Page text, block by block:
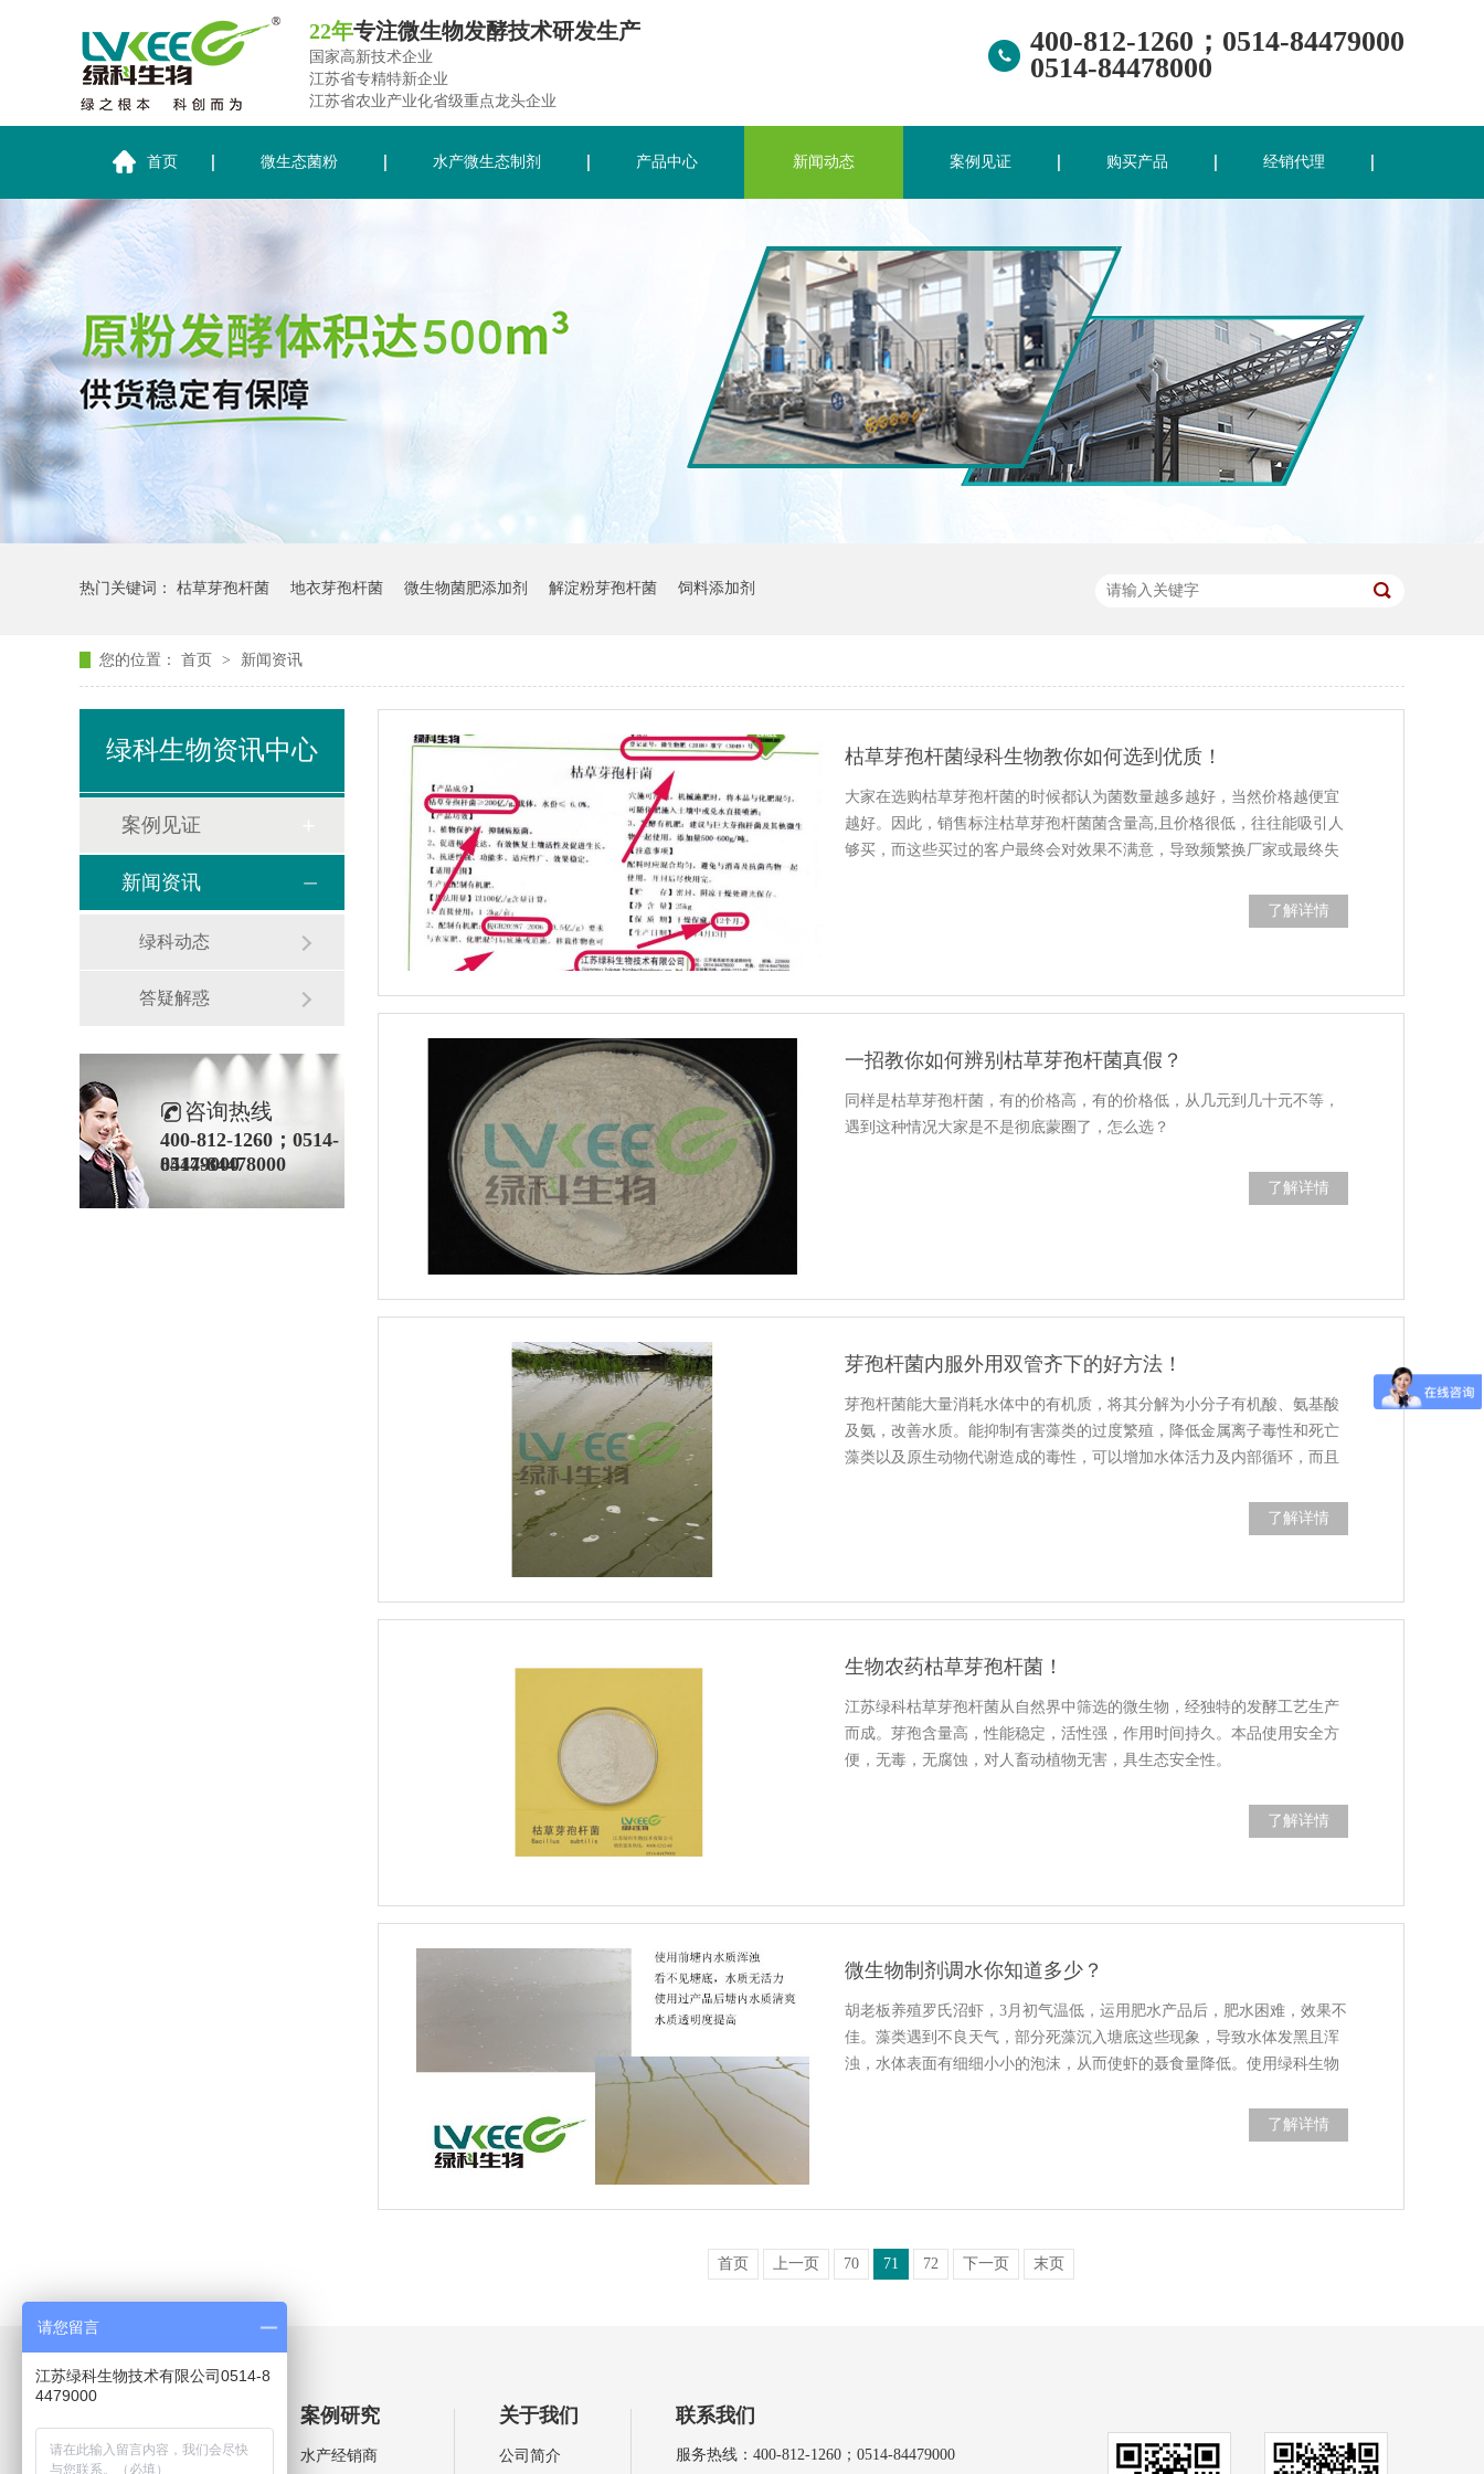
22年专注微生物发酵技术研发生产
国家高新技术企业
江苏省专精特新企业
江苏省农业产业化省级重点龙头企业
400-812-1260；0514-84479000
0514-84478000
首页 微生态菌粉 水产微生态制剂 产品中心 新闻动态 案例见证 购买产品 经销代理
关于绿科生物
热门关键词： 枯草芽孢杆菌 地衣芽孢杆菌 微生物菌肥添加剂 解淀粉芽孢杆菌 饲料添加剂
您的位置： 首页 > 新闻资讯
绿科生物资讯中心
案例见证
新闻资讯
绿科动态
答疑解惑
咨询热线
400-812-1260；0514-
84479000
0514-84478000
枯草芽孢杆菌绿科生物教你如何选到优质！
大家在选购枯草芽孢杆菌的时候都认为菌数量越多越好，当然价格越便宜
越好。因此，销售标注枯草芽孢杆菌菌含量高,且价格很低，往往能吸引人
够买，而这些买过的客户最终会对效果不满意，导致频繁换厂家或最终失
了解详情
一招教你如何辨别枯草芽孢杆菌真假？
同样是枯草芽孢杆菌，有的价格高，有的价格低，从几元到几十元不等，
遇到这种情况大家是不是彻底蒙圈了，怎么选？
了解详情
芽孢杆菌内服外用双管齐下的好方法！
芽孢杆菌能大量消耗水体中的有机质，将其分解为小分子有机酸、氨基酸
及氨，改善水质。能抑制有害藻类的过度繁殖，降低金属离子毒性和死亡
藻类以及原生动物代谢造成的毒性，可以增加水体活力及内部循环，而且
了解详情
生物农药枯草芽孢杆菌！
江苏绿科枯草芽孢杆菌从自然界中筛选的微生物，经独特的发酵工艺生产
而成。芽孢含量高，性能稳定，活性强，作用时间持久。本品使用安全方
便，无毒，无腐蚀，对人畜动植物无害，具生态安全性。
了解详情
微生物制剂调水你知道多少？
胡老板养殖罗氏沼虾，3月初气温低，运用肥水产品后，肥水困难，效果不
佳。藻类遇到不良天气，部分死藻沉入塘底这些现象，导致水体发黑且浑
浊，水体表面有细细小小的泡沫，从而使虾的聂食量降低。使用绿科生物
了解详情
首页 上一页 70 71 72 下一页 末页
芽孢杆菌系列
案例研究
水产经销商
关于我们
公司简介
联系我们
服务热线：400-812-1260；0514-84479000
请您留言
江苏绿科生物技术有限公司0514-8
4479000